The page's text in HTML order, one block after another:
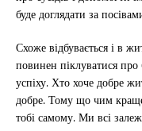
буде доглядати за
Схоже відбувається і в
повинен піклуватися
успіху. Хто хоче добре
добре. Тому що чим
тобі самому. Ми всі